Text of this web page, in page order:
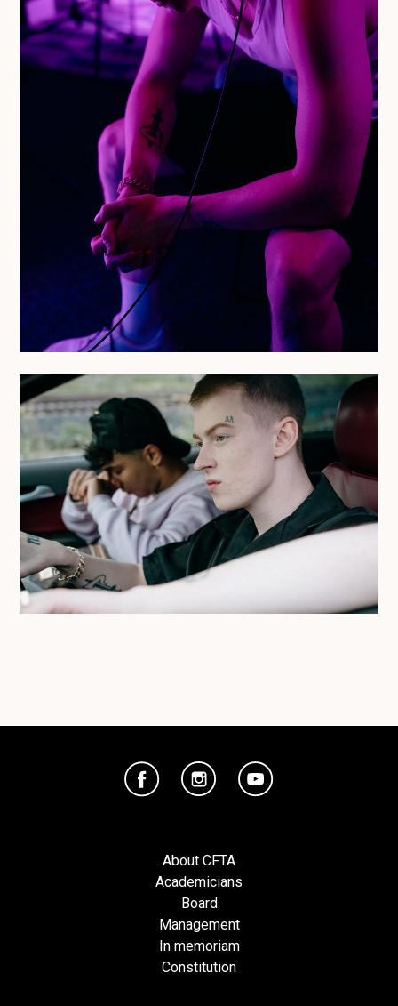
About CFTA
Academicians
Board
Management
In memoriam
Constitution